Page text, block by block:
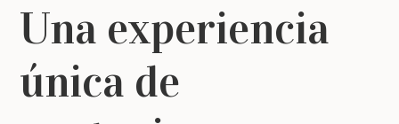
Una experiencia
única de